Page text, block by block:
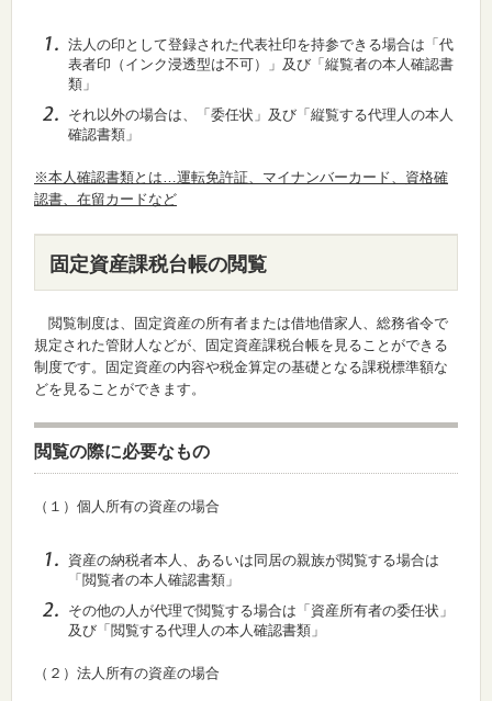
法人の印として登録された代表社印を持参できる場合は「代
表者印（インク浸透型は不可）」及び「縦覧者の本人確認書
類」
それ以外の場合は、「委任状」及び「縦覧する代理人の本人
確認書類」
※本人確認書類とは…運転免許証、マイナンバーカード、資格確
認書、在留カードなど
固定資産課税台帳の閲覧
閲覧制度は、固定資産の所有者または借地借家人、総務省令で
規定された管財人などが、固定資産課税台帳を見ることができる
制度です。固定資産の内容や税金算定の基礎となる課税標準額な
どを見ることができます。
閲覧の際に必要なもの
（１）個人所有の資産の場合
資産の納税者本人、あるいは同居の親族が閲覧する場合は
「閲覧者の本人確認書類」
その他の人が代理で閲覧する場合は「資産所有者の委任状」
及び「閲覧する代理人の本人確認書類」
（２）法人所有の資産の場合